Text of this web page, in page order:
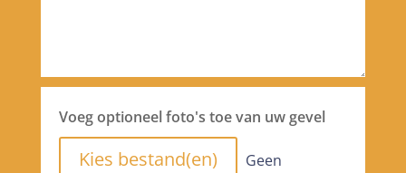
Voeg optioneel foto's toe van uw gevel
File Input
Kies bestand(en)
Geen